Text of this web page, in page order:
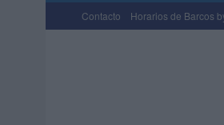
Contacto Horarios de Barcos